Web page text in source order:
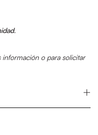
.
o para solicitar